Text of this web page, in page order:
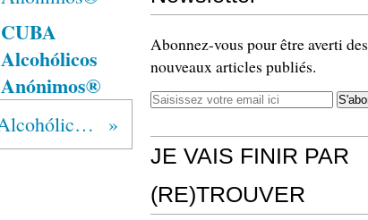
CUBA
Alcohólicos
Anónimos®
MEXIQUE Alcohólicos Anónimos®
Abonnez-vous pour être averti des
nouveaux articles publiés.
JE VAIS FINIR PAR
(RE)TROUVER